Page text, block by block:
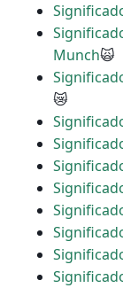
Munch🙀
😿